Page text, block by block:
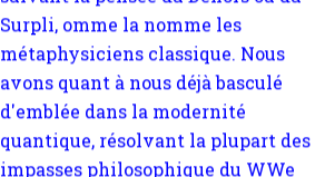
quantique, résolvant la plupart des
impasses philosophique du WWe
siècle. Cette pensée hors contrat est
la marque d'une complexité, riche de
multiples facteurs et échelles. Ce
site contient des articles pour être